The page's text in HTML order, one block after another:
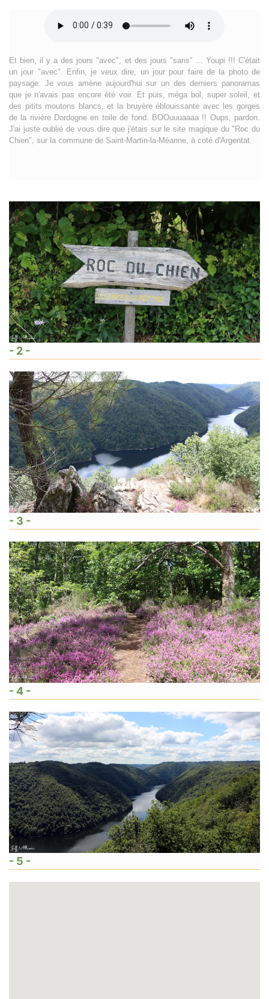
Et bien, il y a des jours "avec", et des jours "sans" ... Youpi !!! C'était
un jour "avec". Enfin, je veux dire, un jour pour faire de la photo de
paysage. Je vous amène aujourd'hui sur un des derniers panoramas
que je n'avais pas encore été voir. Et puis, méga bol, super soleil, et
des pitits moutons blancs, et la bruyère éblouissante avec les gorges
de la rivière Dordogne en toile de fond. BOOuuuaaaa !! Oups, pardon.
J'ai juste oublié de vous dire que j'étais sur le site magique du "Roc du
Chien", sur la commune de Saint-Martin-la-Méanne, à coté d'Argentat.
- 2 -
- 3 -
- 4 -
- 5 -